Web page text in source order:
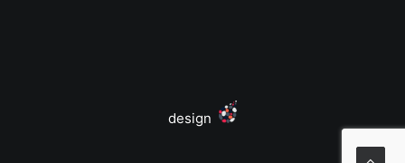
design